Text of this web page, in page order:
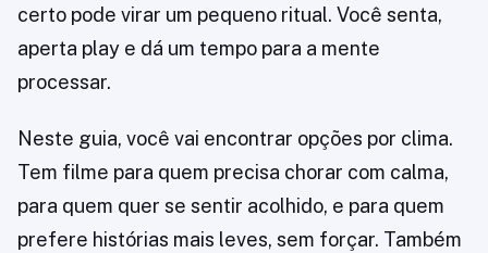
certo pode virar um pequeno ritual. Você senta,
aperta play e dá um tempo para a mente
processar.
Neste guia, você vai encontrar opções por clima.
Tem filme para quem precisa chorar com calma,
para quem quer se sentir acolhido, e para quem
prefere histórias mais leves, sem forçar. Também